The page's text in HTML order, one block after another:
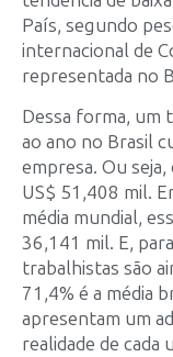
País, segundo
internacional de
representada no
Dessa forma, um
ao ano no Brasil
empresa. Ou
US$ 51,408 mil.
média mundial,
36,141 mil. E,
trabalhistas são
71,4% é a média
apresentam um
realidade de cada